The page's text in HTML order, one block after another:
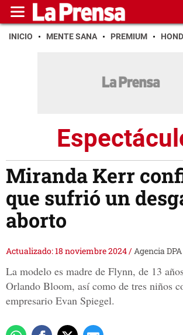
INICIO MENTE SANA PREMIUM
Miranda Kerr
que sufrió un
aborto
Actualizado: 18 noviembre 2024/Agencia DPA
La modelo es madre de Flynn, de 13
Orlando Bloom, así como de tres niños
empresario Evan Spiegel.